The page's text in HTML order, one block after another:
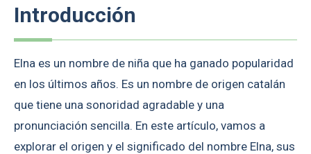
Introducción
Elna es un nombre de niña que ha ganado popularidad
en los últimos años. Es un nombre de origen catalán
que tiene una sonoridad agradable y una
pronunciación sencilla. En este artículo, vamos a
explorar el origen y el significado del nombre Elna, sus